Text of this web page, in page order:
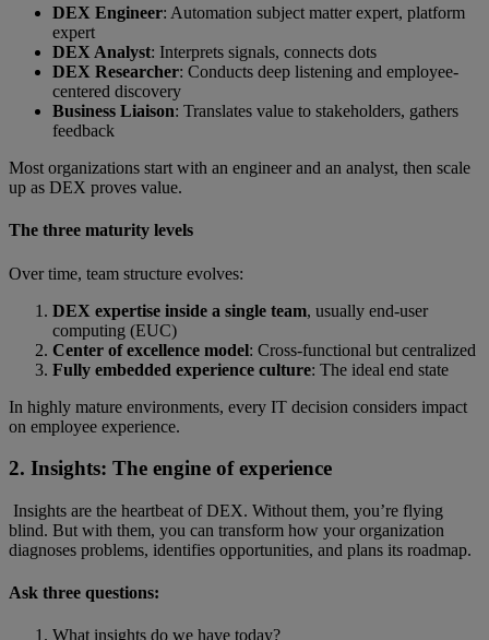
DEX Engineer: Automation subject matter expert, platform
expert
DEX Analyst: Interprets signals, connects dots
DEX Researcher: Conducts deep listening and employee-
centered discovery
Business Liaison: Translates value to stakeholders, gathers
feedback
Most organizations start with an engineer and an analyst, then scale
up as DEX proves value.
The three maturity levels
Over time, team structure evolves:
DEX expertise inside a single team, usually end-user
computing (EUC)
Center of excellence model: Cross-functional but centralized
Fully embedded experience culture: The ideal end state
In highly mature environments, every IT decision considers impact
on employee experience.
2. Insights: The engine of experience
Insights are the heartbeat of DEX. Without them, you’re flying
blind. But with them, you can transform how your organization
diagnoses problems, identifies opportunities, and plans its roadmap.
Ask three questions:
What insights do we have today?